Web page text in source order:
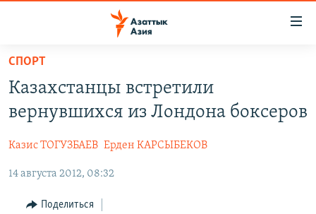
Вернуться
основному
содержанию
Вернутся
навигации
Вернутся
УЗБЕКИСТАН
ТАДЖИКИСТАН
ВОЙНА В УКРАИНЕ
НА ДРУГИХ ЯЗЫКАХ
ҚАЗАҚША
КЫРГЫЗЧА
СПОРТ
Казахстанцы встретили
вернувшихся из Лондона боксеров
Казис ТОГУЗБАЕВ Ерден КАРСЫБЕКОВ
14 августа 2012, 08:32
Поделиться